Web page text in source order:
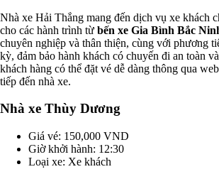
Nhà xe Hải Thắng mang đến dịch vụ xe khách
cho các hành trình từ bến xe Gia Bình Bắc
chuyên nghiệp và thân thiện, cùng với phương
kỳ, đảm bảo hành khách có chuyến đi an toàn
khách hàng có thể đặt vé dễ dàng thông qua
tiếp đến nhà xe.
Nhà xe Thùy Dương
Giá vé: 150,000 VND
Giờ khởi hành: 12:30
Loại xe: Xe khách